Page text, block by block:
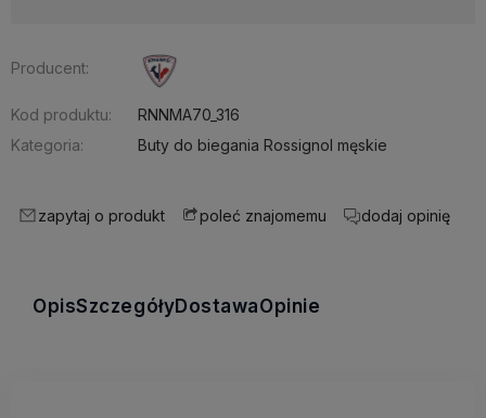
Producent:
Kod produktu:
RNNMA70_316
Kategoria:
Buty do biegania Rossignol męskie
zapytaj o produkt poleć znajomemu dodaj opinię
OpisSzczegółyDostawaOpinie